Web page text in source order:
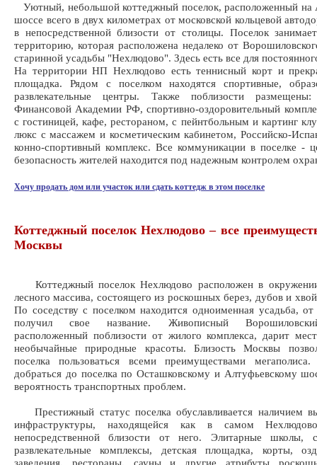
Уютный, небольшой коттеджный поселок, расположенный на
шоссе всего в двух километрах от московской кольцевой
в непосредственной близости от столицы. Поселок
территорию, которая расположена недалеко от
старинной усадьбы "Нехлюдово". Здесь есть все для
На территории НП Нехлюдово есть теннисный корт и
площадка. Рядом с поселком находятся спортивные,
развлекательные центры. Также поблизости
Финансовой Академии РФ, спортивно-оздоровительный
с гостиницей, кафе, рестораном, с пейнтбольным и картинг
люкс с массажем и косметическим кабинетом, Российско-
конно-спортивный комплекс. Все коммуникации в поселке -
безопасность жителей находится под надежным контролем
Хочу продать дом или участок или сдать коттедж в этом поселке
Коттеджный поселок Нехлюдово – все
Москвы
Коттеджный поселок Нехлюдово расположен в
лесного массива, состоящего из роскошных берез, дубов и
По соседству с поселком находится одноименная усадьба,
получил свое название. Живописный
расположенный поблизости от жилого комплекса, дарит
необычайные природные красоты. Близость Москвы
поселка пользоваться всеми преимуществами
добраться до поселка по Осташковскому и Алтуфьевскому
вероятность транспортных проблем.
Престижный статус поселка обуславливается наличием
инфраструктуры, находящейся как в самом
непосредственной близости от него. Элитарные школы,
развлекательные комплексы, детская площадка, корты,
заведения, рестораны, сауны и другие атрибуты